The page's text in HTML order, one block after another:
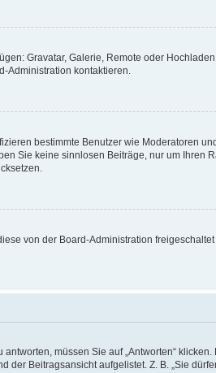
Gravatar, Galerie, Remote oder
Administration kontaktieren.
bestimmte Benutzer wie Moderatoren
Sie keine sinnlosen Beiträge, nur um Ihren
von der Board-Administration
müssen Sie auf „Antworten“
Beitragsansicht aufgelistet. Z. B. „Sie